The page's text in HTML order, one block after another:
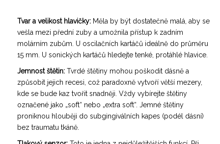
Tvar a velikost hlavičky: Měla by být dostatečně malá, aby se
vešla mezi přední zuby a umožnila přístup k zadním
molárním zubům. U oscilačních kartáčů ideálně do průměru
15 mm. U sonických kartáčů hledejte tenké, protáhlé hlavice.
Jemnost štětin: Tvrdé štětiny mohou poškodit dásně a
způsobit jejich recesi, což paradoxně vytvoří větší mezery,
kde se bude kaz tvořit snadněji. Vždy vybírejte štětiny
označené jako „soft“ nebo „extra soft“. Jemné štětiny
proniknou hlouběji do subgingiválních kapes (podél dásní)
bez traumatu tkáně.